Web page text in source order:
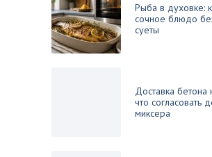
Рыба в духовке:
сочное блюдо
суеты
Доставка бетона
что согласовать
миксера